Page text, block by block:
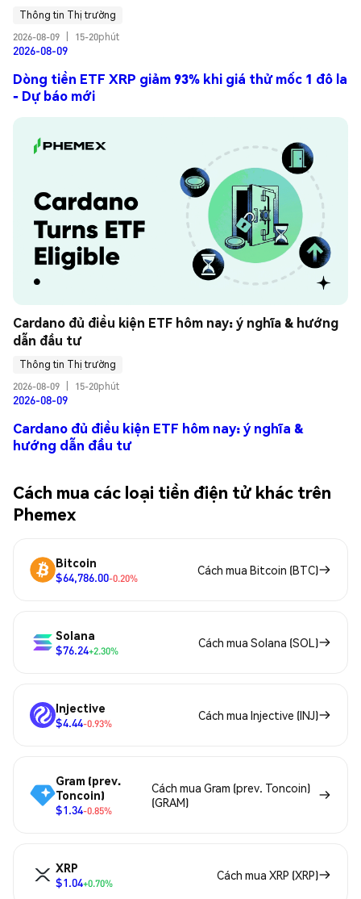
Thông tin Thị trường
2026-08-09
15-20phút
2026-08-09
Dòng tiền ETF XRP giảm 93% khi giá thử mốc 1 đô la
- Dự báo mới
Cardano đủ điều kiện ETF hôm nay: ý nghĩa & hướng
dẫn đầu tư
Thông tin Thị trường
2026-08-09
15-20phút
2026-08-09
Cardano đủ điều kiện ETF hôm nay: ý nghĩa &
hướng dẫn đầu tư
Cách mua các loại tiền điện tử khác trên
Phemex
Bitcoin
$64,786.00-0.20%
Cách mua Bitcoin (BTC)
Solana
$76.24+2.30%
Cách mua Solana (SOL)
Injective
$4.44-0.93%
Cách mua Injective (INJ)
Gram (prev.
Toncoin)
$1.34-0.85%
Cách mua Gram (prev. Toncoin)
(GRAM)
XRP
$1.04+0.70%
Cách mua XRP (XRP)